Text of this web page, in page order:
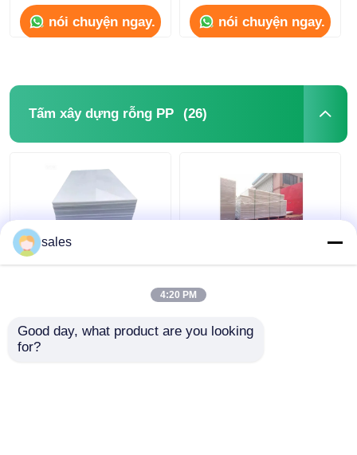
nói chuyện ngay. nói chuyện ngay.
Tấm xây dựng rỗng PP (26)
Polypropylene
Polypropylene Bảng
PP 8x4 Kháng ăn mòn
sales
4:20 PM
Good day, what product are you looking
for?